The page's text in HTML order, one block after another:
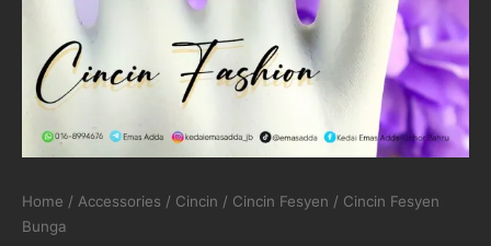
Home / Accessories / Cincin / Cincin Fesyen / Cincin Fesyen
Bunga